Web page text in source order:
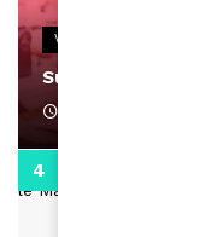
VIDEOS
Support Black